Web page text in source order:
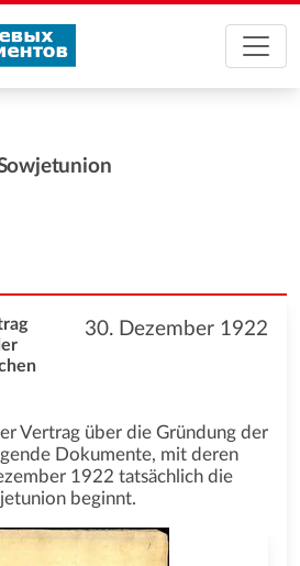
30. Dezember 1922
Vertrag über die Gründung der
Dokumente, mit deren
1922 tatsächlich die
beginnt.